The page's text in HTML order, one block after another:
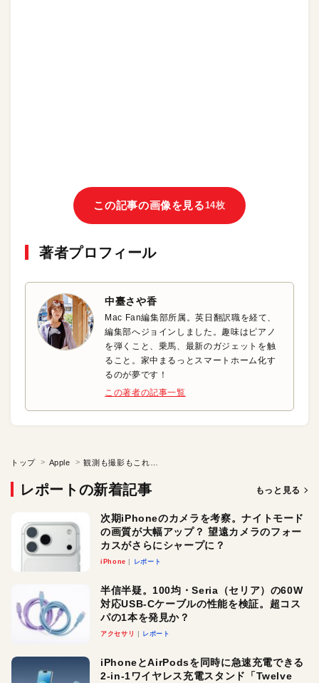
この記事の画像を見る14枚
著者プロフィール
中臺さや香
Mac Fan編集部所属。英日翻訳職を経て、
編集部へジョインしました。趣味はピアノ
を弾くこと、乗馬、最新のガジェットを触
ること。家中まるっとスマートホーム化す
るのが夢です！
この著者の記事一覧
トップ Apple
レポートの新着記事 もっと見る
次期iPhoneのカメラを考察。ナイトモード
の画質が大幅アップ？ 望遠カメラのフォー
カスがさらにシャープに？
iPhone レポート
半信半疑。100均・Seria（セリア）の60W
対応USB-Cケーブルの性能を検証。超コス
パの1本を発見か？
アクセサリ レポート
iPhoneとAirPodsを同時に急速充電できる
2-in-1ワイヤレス充電スタンド「Twelve